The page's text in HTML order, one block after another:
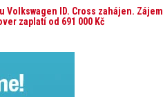
korun a průměrná financovaná
to z dat Leasingu České
Volkswagen ID. Cross zahájen.
zaplatí od 691 000 Kč